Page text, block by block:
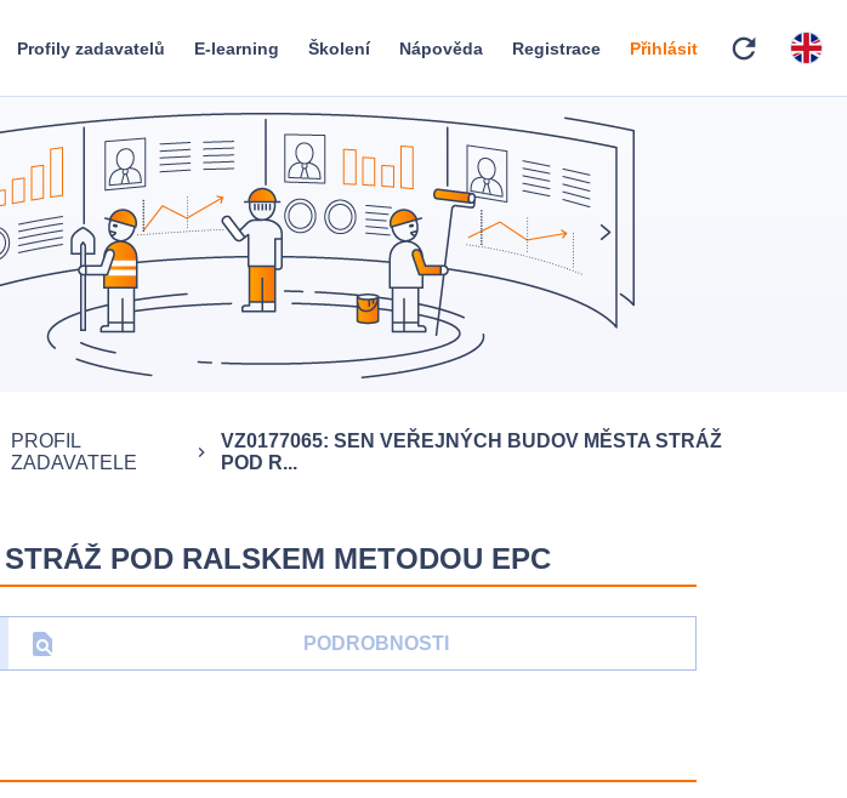
Profily zadavatelů E-learning Školení Nápověda Registrace Přihlásit refresh
PROFIL
ZADAVATELE
keyboard_arrow_right
VZ0177065: SEN VEŘEJNÝCH BUDOV MĚSTA STRÁŽ
POD R...
POD RALSKEM METODOU EPC
find_in_page PODROBNOSTI